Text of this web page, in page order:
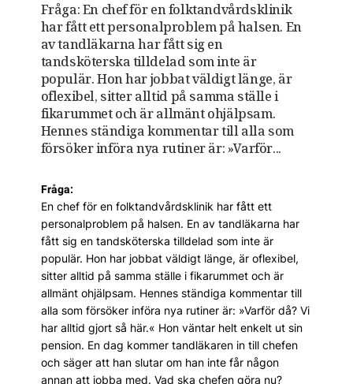
Fråga: En chef för en folktandvårdsklinik
har fått ett personalproblem på halsen. En
av tandläkarna har fått sig en
tandsköterska tilldelad som inte är
populär. Hon har jobbat väldigt länge, är
oflexibel, sitter alltid på samma ställe i
fikarummet och är allmänt ohjälpsam.
Hennes ständiga kommentar till alla som
försöker införa nya rutiner är: »Varför...
Fråga:
En chef för en folktandvårdsklinik har fått ett
personalproblem på halsen. En av tandläkarna har
fått sig en tandsköterska tilldelad som inte är
populär. Hon har jobbat väldigt länge, är oflexibel,
sitter alltid på samma ställe i fikarummet och är
allmänt ohjälpsam. Hennes ständiga kommentar till
alla som försöker införa nya rutiner är: »Varför då? Vi
har alltid gjort så här.« Hon väntar helt enkelt ut sin
pension. En dag kommer tandläkaren in till chefen
och säger att han slutar om han inte får någon
annan att jobba med. Vad ska chefen göra nu?